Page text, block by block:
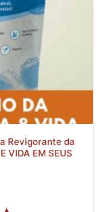
Revigorante da
VIDA EM SEUS